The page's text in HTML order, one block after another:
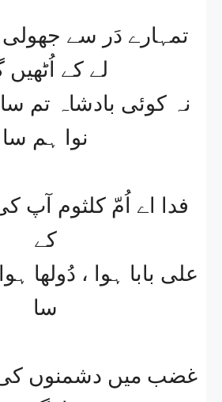
تمہارے دَر سے جھولی
لے کے اُٹھیں
نہ کوئی بادشاہ تم
نوا ہم سا
فدا اے اُمّ کلثوم آپ
کے
علی بابا ہوا ، دُولھا
سا
غضب میں دشمنوں کی